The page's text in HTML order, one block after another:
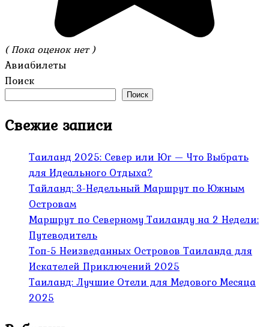
( Пока оценок нет )
Авиабилеты
Поиск
Поиск
Свежие записи
Таиланд 2025: Север или Юг — Что Выбрать
для Идеального Отдыха?
Тайланд: 3-Недельный Маршрут по Южным
Островам
Маршрут по Северному Таиланду на 2 Недели:
Путеводитель
Топ-5 Неизведанных Островов Таиланда для
Искателей Приключений 2025
Таиланд: Лучшие Отели для Медового Месяца
2025